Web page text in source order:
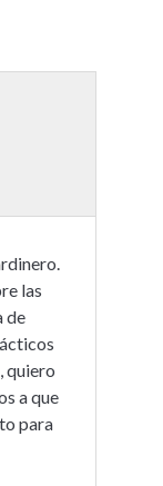
las
de
quiero
a que
para